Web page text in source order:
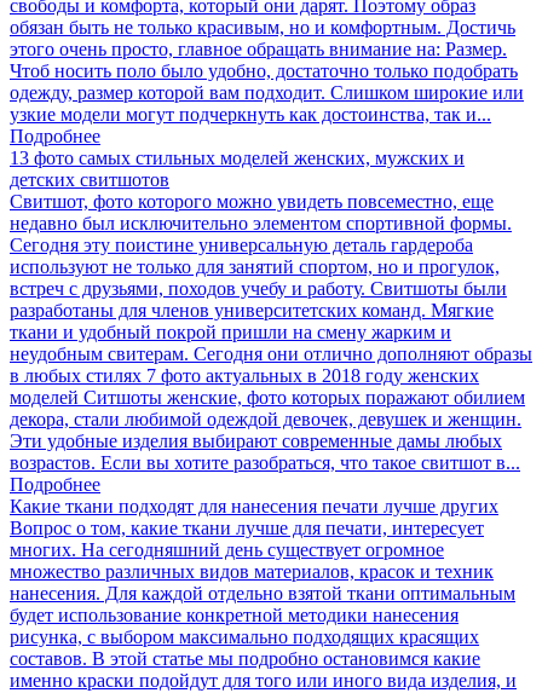
свободы и комфорта, который они дарят. Поэтому образ
обязан быть не только красивым, но и комфортным. Достичь
этого очень просто, главное обращать внимание на: Размер.
Чтоб носить поло было удобно, достаточно только подобрать
одежду, размер которой вам подходит. Слишком широкие или
узкие модели могут подчеркнуть как достоинства, так и...
Подробнее
13 фото самых стильных моделей женских, мужских и
детских свитшотов
Свитшот, фото которого можно увидеть повсеместно, еще
недавно был исключительно элементом спортивной формы.
Сегодня эту поистине универсальную деталь гардероба
используют не только для занятий спортом, но и прогулок,
встреч с друзьями, походов учебу и работу. Свитшоты были
разработаны для членов университетских команд. Мягкие
ткани и удобный покрой пришли на смену жарким и
неудобным свитерам. Сегодня они отлично дополняют образы
в любых стилях 7 фото актуальных в 2018 году женских
моделей Ситшоты женские, фото которых поражают обилием
декора, стали любимой одеждой девочек, девушек и женщин.
Эти удобные изделия выбирают современные дамы любых
возрастов. Если вы хотите разобраться, что такое свитшот в...
Подробнее
Какие ткани подходят для нанесения печати лучше других
Вопрос о том, какие ткани лучше для печати, интересует
многих. На сегодняшний день существует огромное
множество различных видов материалов, красок и техник
нанесения. Для каждой отдельно взятой ткани оптимальным
будет использование конкретной методики нанесения
рисунка, с выбором максимально подходящих красящих
составов. В этой статье мы подробно остановимся какие
именно краски подойдут для того или иного вида изделия, и